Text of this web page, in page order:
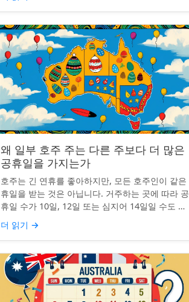
iPhon...
왜 일부 호주 주는 다른 주보다 더 많은
공휴일을 가지는가
호주는 긴 연휴를 좋아하지만, 모든 호주인이 같은
휴일을 받는 것은 아닙니다. 거주하는 곳에 따라 공
휴일 수가 10일, 12일 또는 심지어 14일일 수도 있
습니다. 도대체 무슨 일이 일어나고 있는 걸까요?
왜 일부 ...
더 읽기 →